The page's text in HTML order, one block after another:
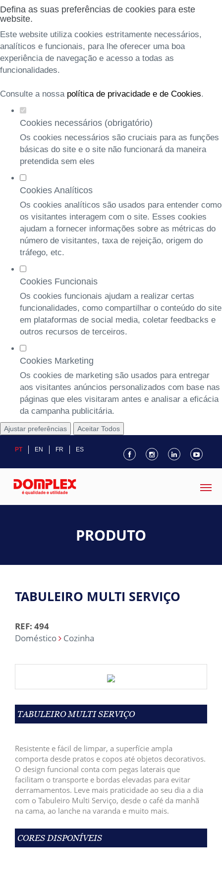
Defina as suas preferências de cookies para este
website.
Este website utiliza cookies estritamente necessários,
analíticos e funcionais, para lhe oferecer uma boa
experiência de navegação e acesso a todas as
funcionalidades.
Consulte a nossa política de privacidade e de Cookies.
Cookies necessários (obrigatório)
Os cookies necessários são cruciais para as funções
básicas do site e o site não funcionará da maneira
pretendida sem eles
Cookies Analíticos
Os cookies analíticos são usados para entender como
os visitantes interagem com o site. Esses cookies
ajudam a fornecer informações sobre as métricas do
número de visitantes, taxa de rejeição, origem do
tráfego, etc.
Cookies Funcionais
Os cookies funcionais ajudam a realizar certas
funcionalidades, como compartilhar o conteúdo do site
em plataformas de social media, coletar feedbacks e
outros recursos de terceiros.
Cookies Marketing
Os cookies de marketing são usados para entregar
aos visitantes anúncios personalizados com base nas
páginas que eles visitaram antes e analisar a eficácia
da campanha publicitária.
Ajustar preferências Aceitar Todos
PT EN FR ES
PRODUTO
TABULEIRO MULTI SERVIÇO
REF: 494
Doméstico
Cozinha
TABULEIRO MULTI SERVIÇO
Resistente e fácil de limpar, a superfície ampla
comporta desde pratos e copos até objetos decorativos.
O design funcional conta com pegas laterais que
facilitam o transporte e bordas elevadas para evitar
derramamentos. Leve mais praticidade ao seu dia a dia
com o Tabuleiro Multi Serviço, desde o café da manhã
na cama, ao lanche na varanda e muito mais.
CORES DISPONÍVEIS